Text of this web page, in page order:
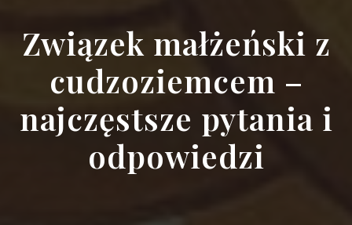
Związek małżeński z
cudzoziemcem –
najczęstsze pytania i
odpowiedzi